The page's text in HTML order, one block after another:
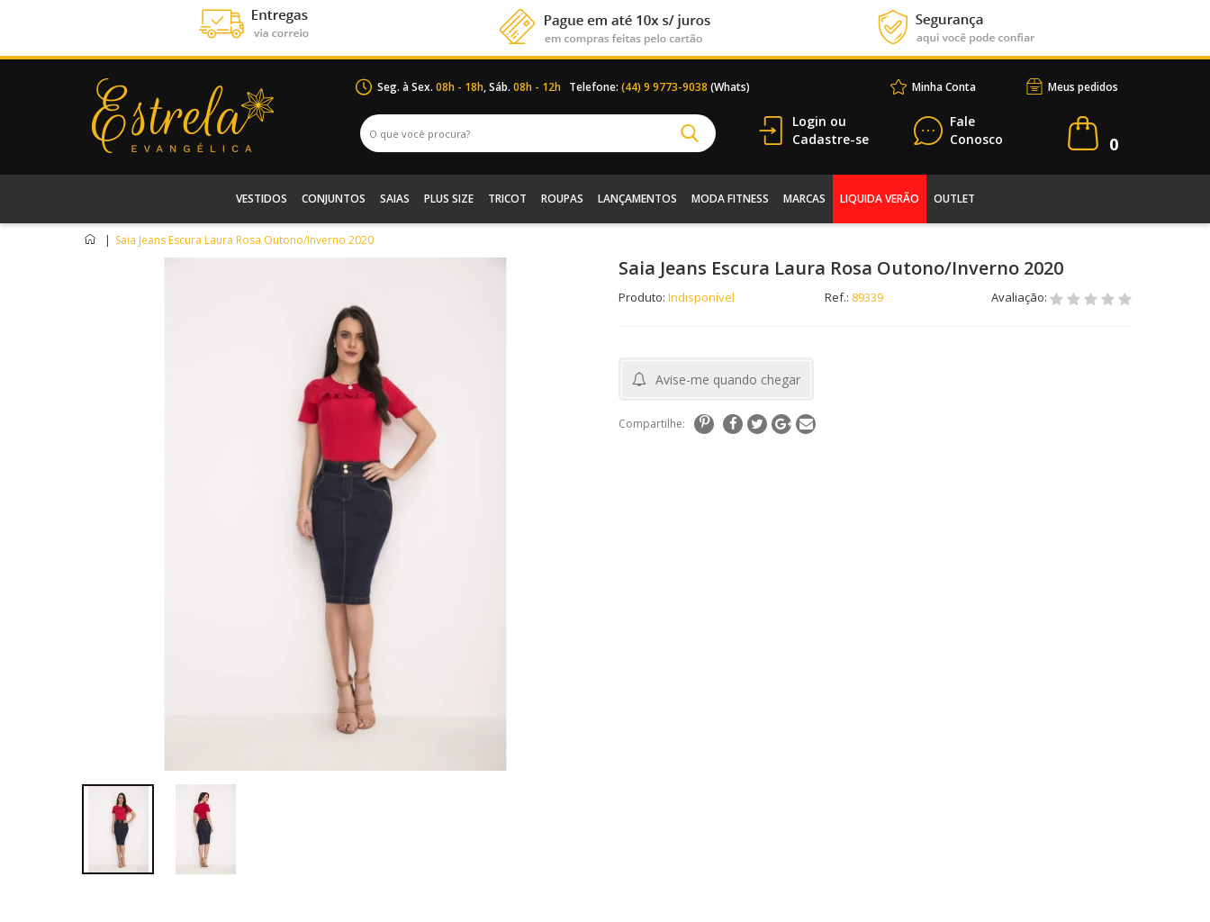
Seg. à Sex. 08h - 18h, Sáb. 08h - 12h Telefone: (44) 9 9773-9038 (Whats) Meus pedidos
Minha Conta
Login ou
Cadastre-se
Fale
Conosco
0
VESTIDOS CONJUNTOS SAIAS PLUS SIZE TRICOT ROUPAS LANÇAMENTOS MODA FITNESS MARCAS LIQUIDA VERÃO OUTLET
| Saia Jeans Escura Laura Rosa Outono/Inverno 2020
Saia Jeans Escura Laura Rosa Outono/Inverno 2020
Produto: Indisponível Ref.: 89339 Avaliação:
Avise-me quando chegar
Compartilhe: